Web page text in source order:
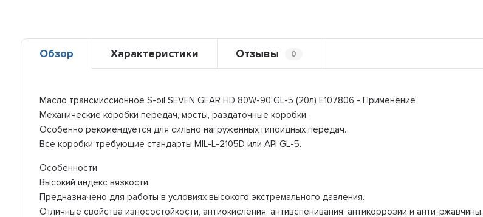
Обзор Характеристики Отзывы 0
Масло трансмиссионное S-oil SEVEN GEAR HD 80W-90 GL-5 (20л) E107806 - Применение
Механические коробки передач, мосты, раздаточные коробки.
Особенно рекомендуется для сильно нагруженных гипоидных передач.
Все коробки требующие стандарты MIL-L-2105D или API GL-5.
Особенности
Высокий индекс вязкости.
Предназначено для работы в условиях высокого экстремального давления.
Отличные свойства износостойкости, антиокисления, антивспенивания, антикоррозии и анти-ржавчины.